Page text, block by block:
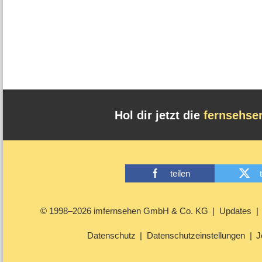
Hol dir jetzt die
teilen
© 1998–2026 imfernsehen GmbH & Co. KG Updates
Datenschutz Datenschutzeinstellungen